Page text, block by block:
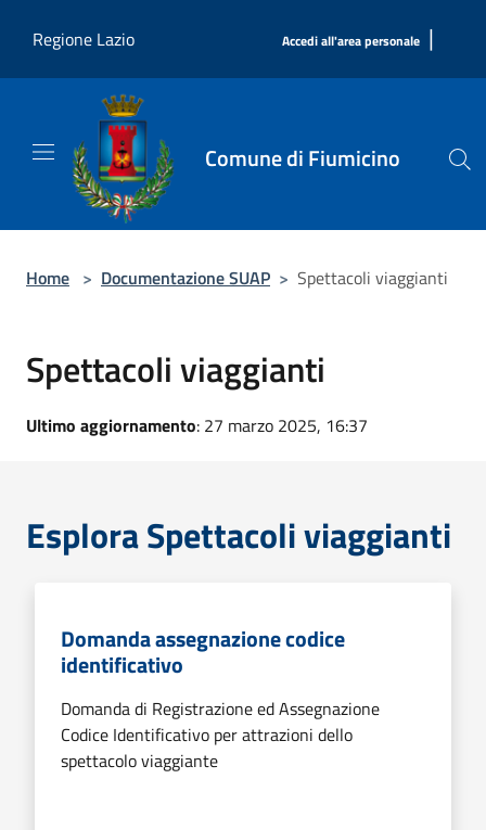
Regione Lazio
Accedi all'area personale |
Comune di Fiumicino
Home > Documentazione SUAP > Spettacoli viaggianti
Spettacoli viaggianti
Ultimo aggiornamento: 27 marzo 2025, 16:37
Esplora Spettacoli viaggianti
Domanda assegnazione codice
identificativo
Domanda di Registrazione ed Assegnazione
Codice Identificativo per attrazioni dello
spettacolo viaggiante